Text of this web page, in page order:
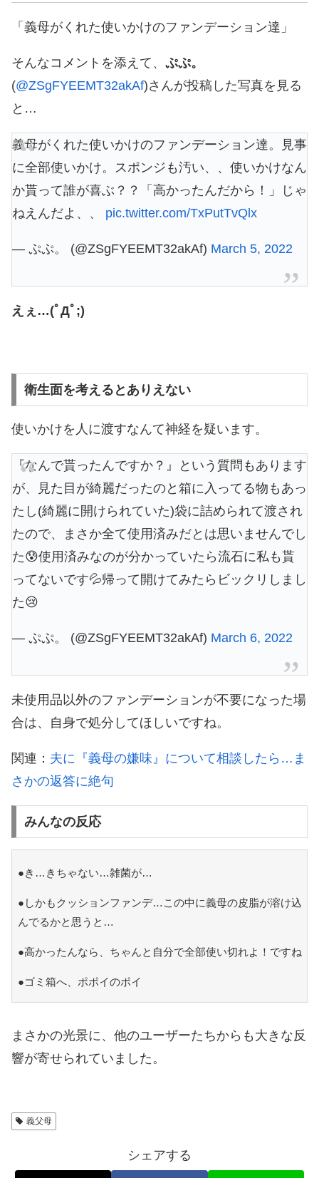
「義母がくれた使いかけのファンデーション達」
そんなコメントを添えて、 ぷぷ。
(@ZSgFYEEMT32akAf)さんが投稿した写真を見る
と…
義母がくれた使いかけのファンデーション達。見事
に全部使いかけ。スポンジも汚い、、使いかけなん
か貰って誰が喜ぶ？？「高かったんだから！」じゃ
ねえんだよ、、 pic.twitter.com/TxPutTvQlx
— ぷぷ。 (@ZSgFYEEMT32akAf) March 5, 2022
えぇ…(ﾟДﾟ;)
衛生面を考えるとありえない
使いかけを人に渡すなんて神経を疑います。
『なんで貰ったんですか？』という質問もあります
が、見た目が綺麗だったのと箱に入ってる物もあっ
たし(綺麗に開けられていた)袋に詰められて渡され
たので、まさか全て使用済みだとは思いませんでし
た😰使用済みなのが分かっていたら流石に私も貰
ってないです💦帰って開けてみたらビックリしまし
た😢
— ぷぷ。 (@ZSgFYEEMT32akAf) March 6, 2022
未使用品以外のファンデーションが不要になった場
合は、自身で処分してほしいですね。
関連： 夫に『義母の嫌味』について相談したら…ま
さかの返答に絶句
みんなの反応
●き…きちゃない…雑菌が…
●しかもクッションファンデ…この中に義母の皮脂が溶け込
んでるかと思うと…
●高かったんなら、ちゃんと自分で全部使い切れよ！ですね
●ゴミ箱へ、ポポイのポイ
まさかの光景に、他のユーザーたちからも大きな反
響が寄せられていました。
義父母
シェアする